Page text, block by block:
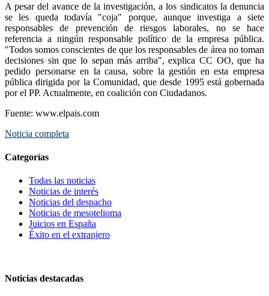
A pesar del avance de la investigación, a los sindicatos la denuncia
se les queda todavía "coja" porque, aunque investiga a siete
responsables de prevención de riesgos laborales, no se hace
referencia a ningún responsable político de la empresa pública.
"Todos somos conscientes de que los responsables de área no toman
decisiones sin que lo sepan más arriba", explica CC OO, que ha
pedido personarse en la causa, sobre la gestión en esta empresa
pública dirigida por la Comunidad, que desde 1995 está gobernada
por el PP. Actualmente, en coalición con Ciudadanos.
Fuente: www.elpais.com
Noticia completa
Categorías
Todas las noticias
Noticias de interés
Noticias del despacho
Noticias de mesotelioma
Juicios en España
Éxito en el extranjero
Noticias destacadas